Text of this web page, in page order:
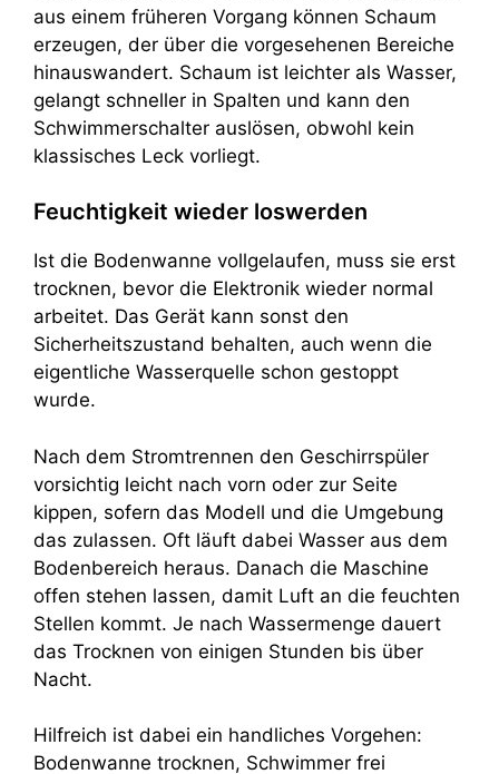
aus einem früheren Vorgang können Schaum
erzeugen, der über die vorgesehenen Bereiche
hinauswandert. Schaum ist leichter als Wasser,
gelangt schneller in Spalten und kann den
Schwimmerschalter auslösen, obwohl kein
klassisches Leck vorliegt.
Feuchtigkeit wieder loswerden
Ist die Bodenwanne vollgelaufen, muss sie erst
trocknen, bevor die Elektronik wieder normal
arbeitet. Das Gerät kann sonst den
Sicherheitszustand behalten, auch wenn die
eigentliche Wasserquelle schon gestoppt
wurde.
Nach dem Stromtrennen den Geschirrspüler
vorsichtig leicht nach vorn oder zur Seite
kippen, sofern das Modell und die Umgebung
das zulassen. Oft läuft dabei Wasser aus dem
Bodenbereich heraus. Danach die Maschine
offen stehen lassen, damit Luft an die feuchten
Stellen kommt. Je nach Wassermenge dauert
das Trocknen von einigen Stunden bis über
Nacht.
Hilfreich ist dabei ein handliches Vorgehen:
Bodenwanne trocknen, Schwimmer frei